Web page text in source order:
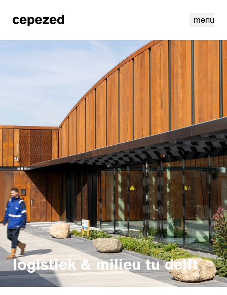
menu
linkedin instagram cookies nl | en
logistiek & milieu tu delft